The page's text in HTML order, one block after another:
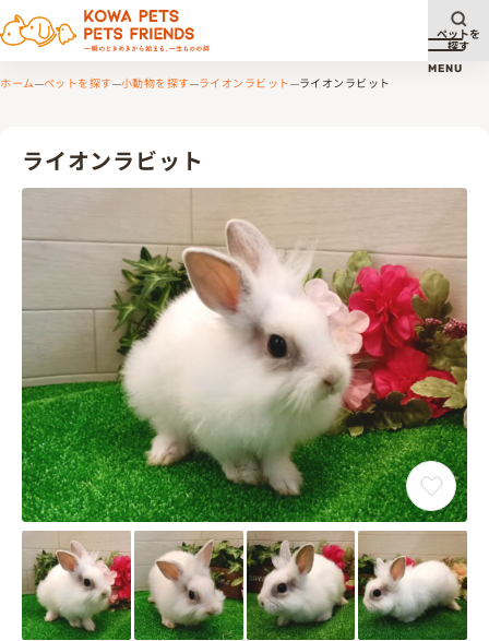
メニ
MENU
ペットを
探す
ホーム ペットを探す 小動物を探す ライオンラビット ライオンラビット
ライオンラビット